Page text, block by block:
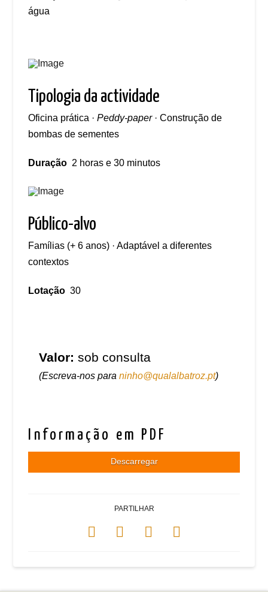
água
Tipologia da actividade
Oficina prática ·Peddy-paper· Construção de
bombas de sementes
Duração 2 horas e 30 minutos
Público-alvo
Famílias (+ 6 anos) · Adaptável a diferentes
contextos
Lotação 30
Valor:sob consulta
(Escreva-nos paraninho@qualalbatroz.pt)
Informação em PDF
Descarregar
PARTILHAR